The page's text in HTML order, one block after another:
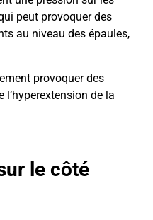
peut provoquer des
au niveau des épaules,
provoquer des
de la
le côté